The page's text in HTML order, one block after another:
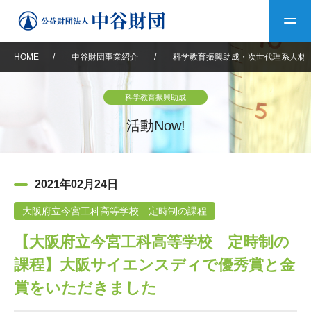
中谷財団について
設立趣意書 財団概要
沿革 40年史デジタルブック
中谷財団40年史
中谷財団事業紹介 中谷賞
神戸賞 長期大型研究助成
研究助成
中谷財団動画紹介
その他情報
その他情報 お問い合わせ
HOME / 中谷財団事業紹介 / 科学教育振興助成・次世代理系人材
科学教育振興助成
活動Now!
2021年02月24日
大阪府立今宮工科高等学校 定時制の課程
【大阪府立今宮工科高等学校 定時制の
課程】大阪サイエンスディで優秀賞と金
賞をいただきました